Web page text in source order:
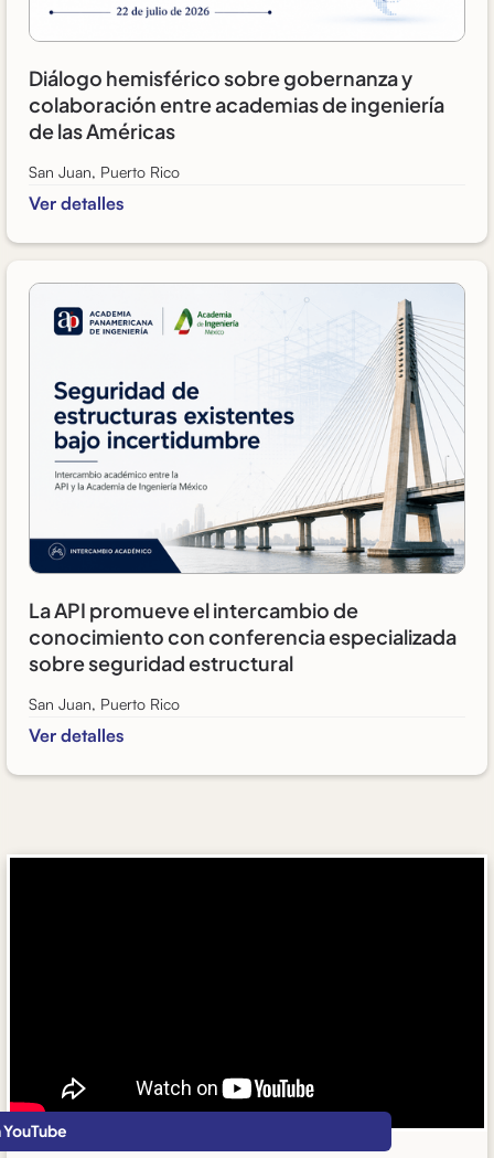
Diálogo hemisférico sobre gobernanza y
colaboración entre academias de ingeniería
de las Américas
San Juan, Puerto Rico
Ver detalles
La API promueve el intercambio de
conocimiento con conferencia especializada
sobre seguridad estructural
San Juan, Puerto Rico
Ver detalles